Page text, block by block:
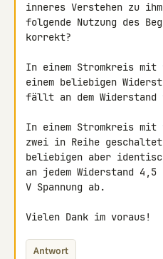
inneres Verstehen zu
folgende Nutzung des
korrekt?
In einem Stromkreis mit
einem beliebigen
fällt an dem Widerstand
In einem Stromkreis mit
zwei in Reihe
beliebigen aber
an jedem Widerstand 4,5
V Spannung ab.
Vielen Dank im voraus!
Antwort